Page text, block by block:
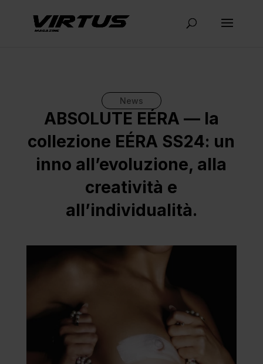
News
ABSOLUTE EÉRA — la
collezione EÉRA SS24: un
inno all’evoluzione, alla
creatività e
all’individualità.